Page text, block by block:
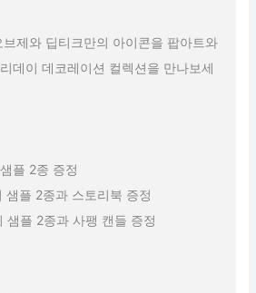
제와 딥티크만의 아이콘을 팝아트와
데이 데코레이션 컬렉션을 만나보세
플 2종 증정
플 2종과 스토리북 증정
플 2종과 사팽 캔들 증정